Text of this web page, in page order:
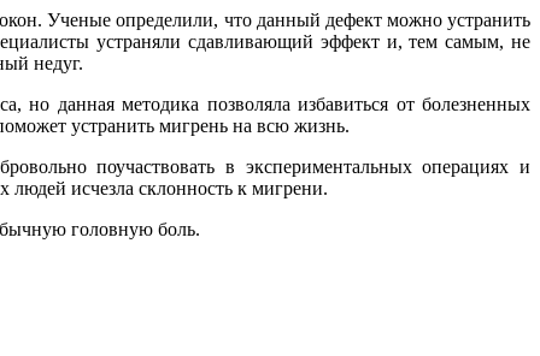
Ученые определили, что данный дефект можно устранить
устраняли сдавливающий эффект и, тем самым, не
недуг.
данная методика позволяла избавиться от болезненных
устранить мигрень на всю жизнь.
поучаствовать в экспериментальных операциях и
людей исчезла склонность к мигрени.
головную боль.